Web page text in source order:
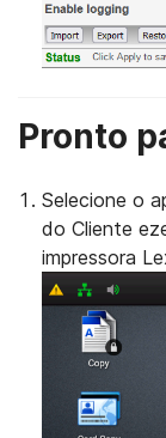
Pronto
Selecione o
do Cliente
impressora